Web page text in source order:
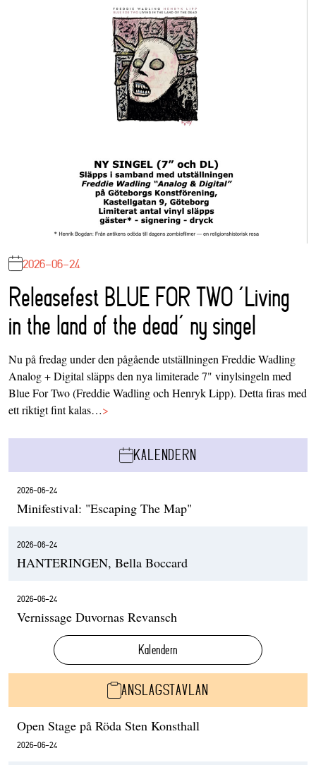
2026-06-24
Releasefest BLUE FOR TWO ‘Living
in the land of the dead’ ny singel
Nu på fredag under den pågående utställningen Freddie Wadling
Analog + Digital släpps den nya limiterade 7" vinylsingeln med
Blue For Two (Freddie Wadling och Henryk Lipp). Detta firas med
ett riktigt fint kalas…>
KALENDERN
2026-06-24
Minifestival: "Escaping The Map"
2026-06-24
HANTERINGEN, Bella Boccard
2026-06-24
Vernissage Duvornas Revansch
Kalendern
ANSLAGSTAVLAN
Open Stage på Röda Sten Konsthall
2026-06-24